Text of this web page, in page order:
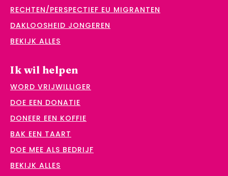
RECHTEN/PERSPECTIEF EU MIGRANTEN
DAKLOOSHEID JONGEREN
BEKIJK ALLES
Ik wil helpen
WORD VRIJWILLIGER
DOE EEN DONATIE
DONEER EEN KOFFIE
BAK EEN TAART
DOE MEE ALS BEDRIJF
BEKIJK ALLES